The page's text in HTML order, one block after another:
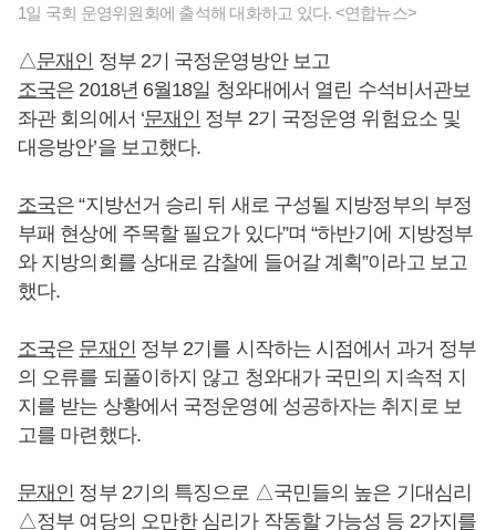
1일 국회 운영위원회에 출석해 대화하고 있다. <연합뉴스>
△문재인 정부 2기 국정운영방안 보고
조국은 2018년 6월18일 청와대에서 열린 수석비서관보
좌관 회의에서 ‘문재인 정부 2기 국정운영 위험요소 및
대응방안’을 보고했다.
조국은 “지방선거 승리 뒤 새로 구성될 지방정부의 부정
부패 현상에 주목할 필요가 있다”며 “하반기에 지방정부
와 지방의회를 상대로 감찰에 들어갈 계획”이라고 보고
했다.
조국은 문재인 정부 2기를 시작하는 시점에서 과거 정부
의 오류를 되풀이하지 않고 청와대가 국민의 지속적 지
지를 받는 상황에서 국정운영에 성공하자는 취지로 보
고를 마련했다.
문재인 정부 2기의 특징으로 △국민들의 높은 기대심리
△정부 여당의 오만한 심리가 작동할 가능성 등 2가지를